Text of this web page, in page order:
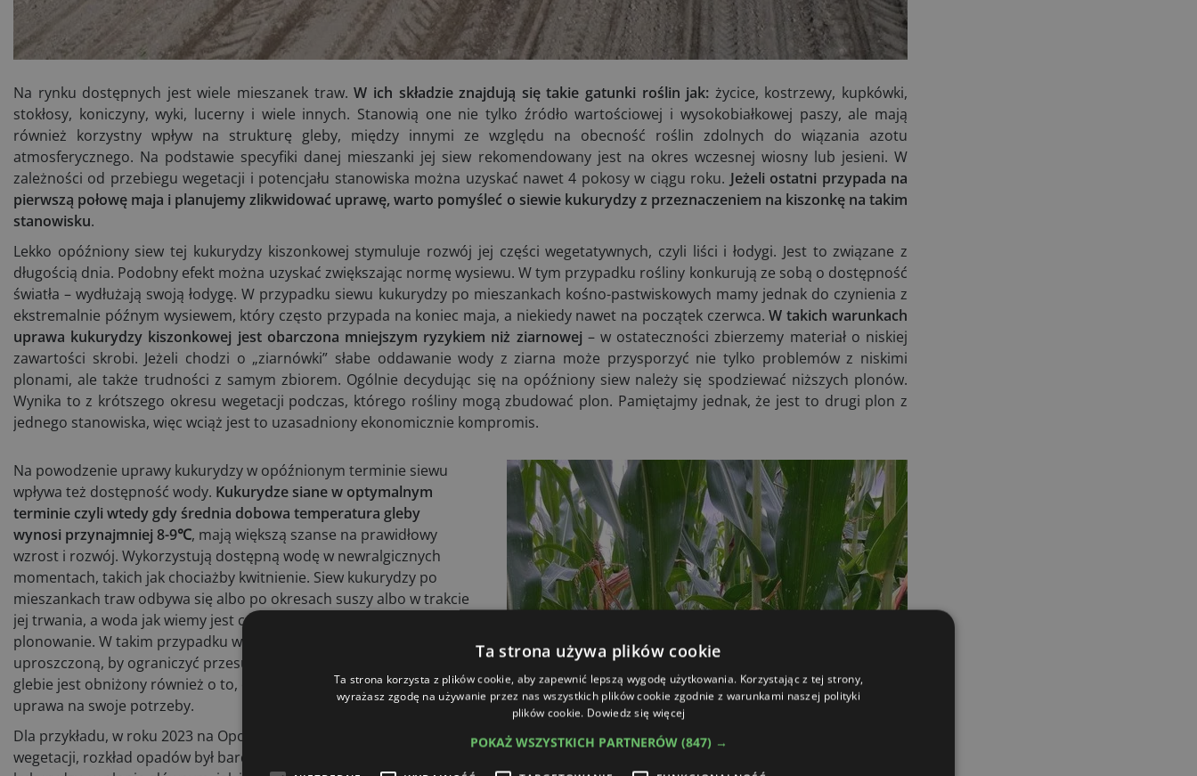
Na rynku dostępnych jest wiele mieszanek traw.W ich składzie znajdują się takie gatunki roślin jak: życice, kostrzewy, kupkówki,
stokłosy, koniczyny, wyki, lucerny i wiele innych. Stanowią one nie tylko źródło wartościowej i wysokobiałkowej paszy, ale mają
również korzystny wpływ na strukturę gleby, między innymi ze względu na obecność roślin zdolnych do wiązania azotu
atmosferycznego. Na podstawie specyfiki danej mieszanki jej siew rekomendowany jest na okres wczesnej wiosny lub jesieni. W
zależności od przebiegu wegetacji i potencjału stanowiska można uzyskać nawet 4 pokosy w ciągu roku. Jeżeli ostatni przypada na
pierwszą połowę maja i planujemy zlikwidować uprawę, warto pomyśleć o siewie kukurydzy z przeznaczeniem na kiszonkę na takim
stanowisku.
Lekko opóźniony siew tej kukurydzy kiszonkowej stymuluje rozwój jej części wegetatywnych, czyli liści i łodygi. Jest to związane z
długością dnia. Podobny efekt można uzyskać zwiększając normę wysiewu. W tym przypadku rośliny konkurują ze sobą o dostępność
światła – wydłużają swoją łodygę. W przypadku siewu kukurydzy po mieszankach kośno-pastwiskowych mamy jednak do czynienia z
ekstremalnie późnym wysiewem, który często przypada na koniec maja, a niekiedy nawet na początek czerwca. W takich warunkach
uprawa kukurydzy kiszonkowej jest obarczona mniejszym ryzykiem niż ziarnowej – w ostateczności zbierzemy materiał o niskiej
zawartości skrobi. Jeżeli chodzi o „ziarnówki” słabe oddawanie wody z ziarna może przysporzyć nie tylko problemów z niskimi
plonami, ale także trudności z samym zbiorem. Ogólnie decydując się na opóźniony siew należy się spodziewać niższych plonów.
Wynika to z krótszego okresu wegetacji podczas, którego rośliny mogą zbudować plon. Pamiętajmy jednak, że jest to drugi plon z
jednego stanowiska, więc wciąż jest to uzasadniony ekonomicznie kompromis.
Na powodzenie uprawy kukurydzy w opóźnionym terminie siewu
wpływa też dostępność wody. Kukurydze siane w optymalnym
terminie czyli wtedy gdy średnia dobowa temperatura gleby
wynosi przynajmniej 8-9℃, mają większą szanse na prawidłowy
wzrost i rozwój. Wykorzystują dostępną wodę w newralgicznych
momentach, takich jak chociażby kwitnienie. Siew kukurydzy po
mieszankach traw odbywa się albo po okresach suszy albo w trakcie
jej trwania, a woda jak wiemy jest czynnikiem limitującym
plonowanie. W takim przypadku warto rozważyć uprawę
uproszczoną, by ograniczyć przesuszanie gleby. Bilans wody w
glebie jest obniżony również o to, co wykorzystała poprzednia
uprawa na swoje potrzeby.
Dla przykładu, w roku 2023 na Opolszczyźnie podczas całego okresu
wegetacji, rozkład opadów był bardzo korzystny dla uprawy
Ta strona używa plików cookie
Ta strona korzysta z plików cookie, aby zapewnić lepszą wygodę użytkowania. Korzystając z tej strony,
wyrażasz zgodę na używanie przez nas wszystkich plików cookie zgodnie z warunkami naszej polityki
plików cookie. Dowiedz się więcej
POKAŻ WSZYSTKICH PARTNERÓW (847) →